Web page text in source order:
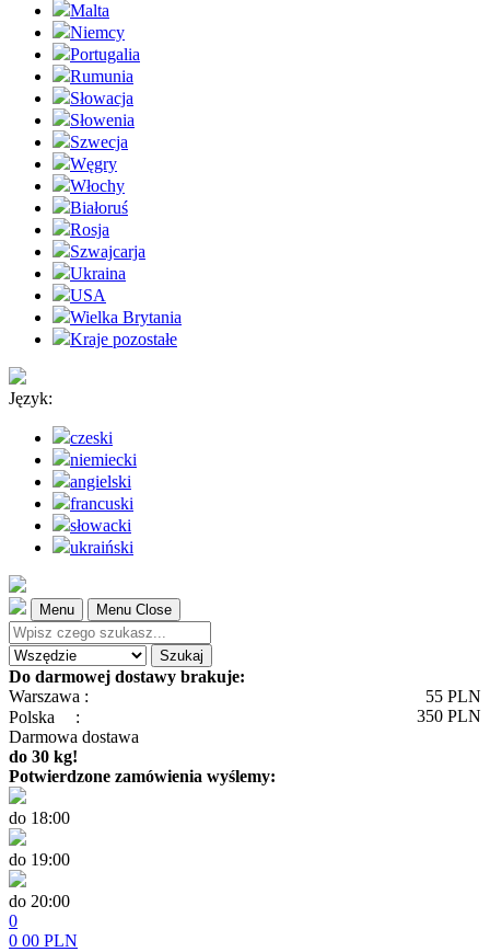
Malta
Niemcy
Portugalia
Rumunia
Słowacja
Słowenia
Szwecja
Węgry
Włochy
Białoruś
Rosja
Szwajcarja
Ukraina
USA
Wielka Brytania
Kraje pozostałe
Język:
czeski
niemiecki
angielski
francuski
słowacki
ukraiński
Menu Menu Close
Szukaj
Do darmowej dostawy brakuje:
Warszawa :
55 PLN
Polska
: 350 PLN
Darmowa dostawa
do 30 kg!
Potwierdzone zamówienia wyślemy:
do 18:00
do 19:00
do 20:00
0
0 00 PLN